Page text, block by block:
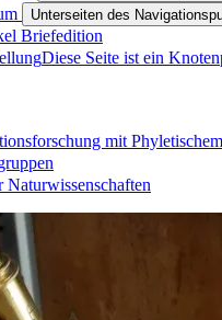
Unterseiten des
Briefedition
Diese Seite ist ein
mit
Naturwissenschaften